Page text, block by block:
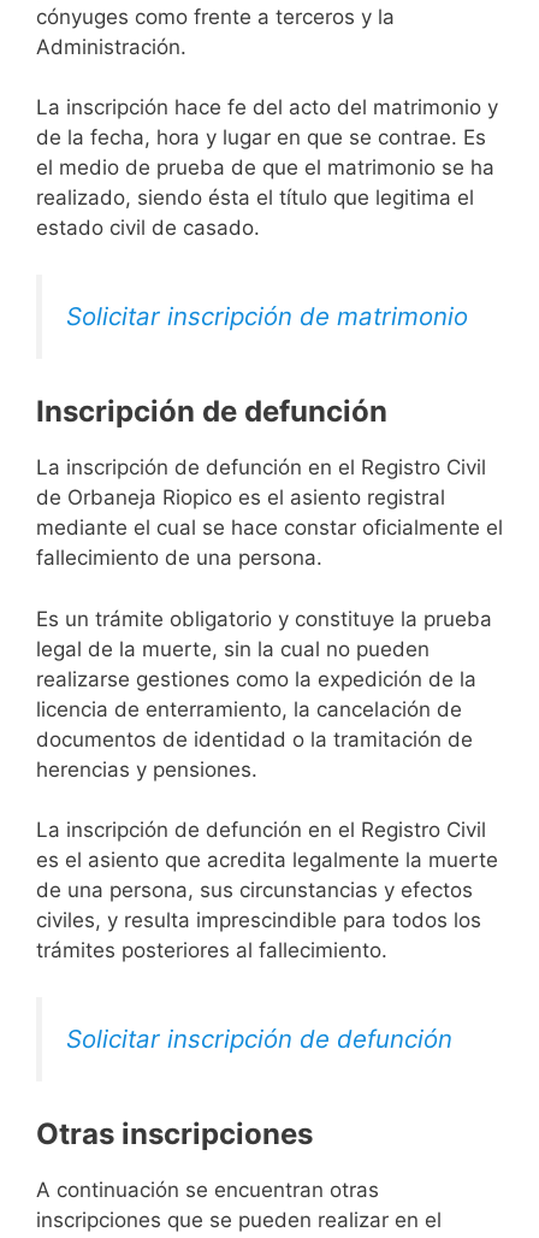
cónyuges como frente a terceros y la
Administración.
La inscripción hace fe del acto del matrimonio y
de la fecha, hora y lugar en que se contrae. Es
el medio de prueba de que el matrimonio se ha
realizado, siendo ésta el título que legitima el
estado civil de casado.
Solicitar inscripción de matrimonio
Inscripción de defunción
La inscripción de defunción en el Registro Civil
de Orbaneja Riopico es el asiento registral
mediante el cual se hace constar oficialmente el
fallecimiento de una persona.
Es un trámite obligatorio y constituye la prueba
legal de la muerte, sin la cual no pueden
realizarse gestiones como la expedición de la
licencia de enterramiento, la cancelación de
documentos de identidad o la tramitación de
herencias y pensiones.
La inscripción de defunción en el Registro Civil
es el asiento que acredita legalmente la muerte
de una persona, sus circunstancias y efectos
civiles, y resulta imprescindible para todos los
trámites posteriores al fallecimiento.
Solicitar inscripción de defunción
Otras inscripciones
A continuación se encuentran otras
inscripciones que se pueden realizar en el